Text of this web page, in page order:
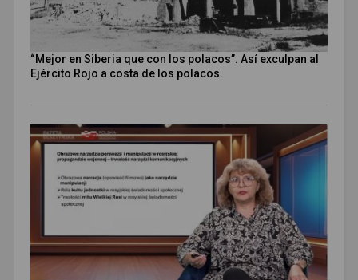
“Mejor en Siberia que con los polacos”. Así exculpan al
Ejército Rojo a costa de los polacos.